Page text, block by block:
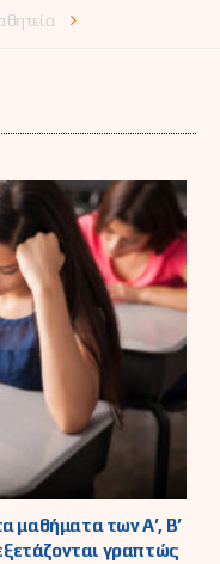
μαθήματα των Α’, Β’
γραπτώς